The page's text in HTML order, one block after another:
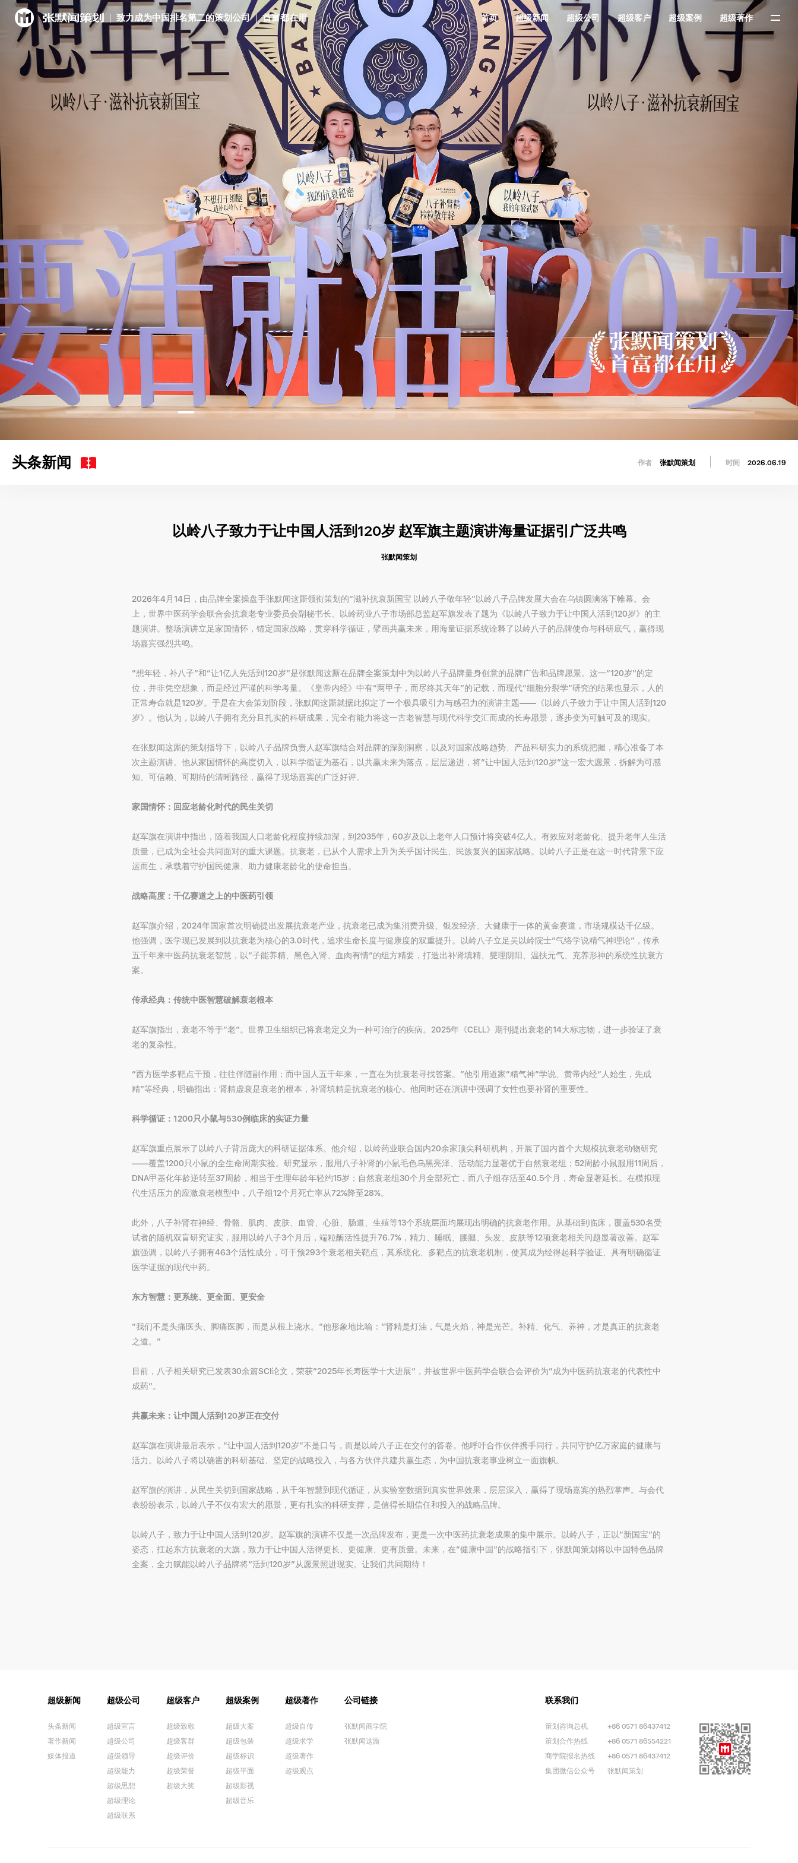
致力成为中国排名第二的策划公司 首富都在用 首页 超级新闻 超级公司 超级客户 超级案例 超级著作
头条新闻 作者 张默闻策划 时间 2026.06.19
以岭八子致力于让中国人活到120岁 赵军旗主题演讲海量证据引广泛共鸣
张默闻策划
2026年4月14日，由品牌全案操盘手张默闻这厮领衔策划的“滋补抗衰新国宝 以岭八子敬年轻”以岭八子品牌发展大会在乌镇圆满落下帷幕。会
上，世界中医药学会联合会抗衰老专业委员会副秘书长、以岭药业八子市场部总监赵军旗发表了题为《以岭八子致力于让中国人活到120岁》的主
题演讲。整场演讲立足家国情怀，锚定国家战略，贯穿科学循证，擘画共赢未来，用海量证据系统诠释了以岭八子的品牌使命与科研底气，赢得现
场嘉宾强烈共鸣。
“想年轻，补八子”和“让1亿人先活到120岁”是张默闻这厮在品牌全案策划中为以岭八子品牌量身创意的品牌广告和品牌愿景。这一“120岁”的定
位，并非凭空想象，而是经过严谨的科学考量。《皇帝内经》中有“两甲子，而尽终其天年”的记载，而现代“细胞分裂学”研究的结果也显示，人的
正常寿命就是120岁。于是在大会策划阶段，张默闻这厮就据此拟定了一个极具吸引力与感召力的演讲主题——《以岭八子致力于让中国人活到120
岁》。他认为，以岭八子拥有充分且扎实的科研成果，完全有能力将这一古老智慧与现代科学交汇而成的长寿愿景，逐步变为可触可及的现实。
在张默闻这厮的策划指导下，以岭八子品牌负责人赵军旗结合对品牌的深刻洞察，以及对国家战略趋势、产品科研实力的系统把握，精心准备了本
次主题演讲。他从家国情怀的高度切入，以科学循证为基石，以共赢未来为落点，层层递进，将“让中国人活到120岁”这一宏大愿景，拆解为可感
知、可信赖、可期待的清晰路径，赢得了现场嘉宾的广泛好评。
家国情怀：回应老龄化时代的民生关切
赵军旗在演讲中指出，随着我国人口老龄化程度持续加深，到2035年，60岁及以上老年人口预计将突破4亿人。有效应对老龄化、提升老年人生活
质量，已成为全社会共同面对的重大课题。抗衰老，已从个人需求上升为关乎国计民生、民族复兴的国家战略。以岭八子正是在这一时代背景下应
运而生，承载着守护国民健康、助力健康老龄化的使命担当。
战略高度：千亿赛道之上的中医药引领
赵军旗介绍，2024年国家首次明确提出发展抗衰老产业，抗衰老已成为集消费升级、银发经济、大健康于一体的黄金赛道，市场规模达千亿级。
他强调，医学现已发展到以抗衰老为核心的3.0时代，追求生命长度与健康度的双重提升。以岭八子立足吴以岭院士“气络学说精气神理论”，传承
五千年来中医药抗衰老智慧，以“子能养精、黑色入肾、血肉有情”的组方精要，打造出补肾填精、燮理阴阳、温扶元气、充养形神的系统性抗衰方
案。
传承经典：传统中医智慧破解衰老根本
赵军旗指出，衰老不等于“老”。世界卫生组织已将衰老定义为一种可治疗的疾病。2025年《CELL》期刊提出衰老的14大标志物，进一步验证了衰
老的复杂性。
“西方医学多靶点干预，往往伴随副作用；而中国人五千年来，一直在为抗衰老寻找答案。”他引用道家“精气神”学说、黄帝内经“人始生，先成
精”等经典，明确指出：肾精虚衰是衰老的根本，补肾填精是抗衰老的核心。他同时还在演讲中强调了女性也要补肾的重要性。
科学循证：1200只小鼠与530例临床的实证力量
赵军旗重点展示了以岭八子背后庞大的科研证据体系。他介绍，以岭药业联合国内20余家顶尖科研机构，开展了国内首个大规模抗衰老动物研究
——覆盖1200只小鼠的全生命周期实验。研究显示，服用八子补肾的小鼠毛色乌黑亮泽、活动能力显著优于自然衰老组；52周龄小鼠服用11周后，
DNA甲基化年龄逆转至37周龄，相当于生理年龄年轻约15岁；自然衰老组30个月全部死亡，而八子组存活至40.5个月，寿命显著延长。在模拟现
代生活压力的应激衰老模型中，八子组12个月死亡率从72%降至28%。
此外，八子补肾在神经、骨骼、肌肉、皮肤、血管、心脏、肠道、生殖等13个系统层面均展现出明确的抗衰老作用。从基础到临床，覆盖530名受
试者的随机双盲研究证实，服用以岭八子3个月后，端粒酶活性提升76.7%，精力、睡眠、腰腿、头发、皮肤等12项衰老相关问题显著改善。赵军
旗强调，以岭八子拥有463个活性成分，可干预293个衰老相关靶点，其系统化、多靶点的抗衰老机制，使其成为经得起科学验证、具有明确循证
医学证据的现代中药。
东方智慧：更系统、更全面、更安全
“我们不是头痛医头、脚痛医脚，而是从根上浇水。”他形象地比喻：“肾精是灯油，气是火焰，神是光芒。补精、化气、养神，才是真正的抗衰老
之道。”
目前，八子相关研究已发表30余篇SCI论文，荣获“2025年长寿医学十大进展”，并被世界中医药学会联合会评价为“成为中医药抗衰老的代表性中
成药”。
共赢未来：让中国人活到120岁正在交付
赵军旗在演讲最后表示，“让中国人活到120岁”不是口号，而是以岭八子正在交付的答卷。他呼吁合作伙伴携手同行，共同守护亿万家庭的健康与
活力。以岭八子将以确凿的科研基础、坚定的战略投入，与各方伙伴共建共赢生态，为中国抗衰老事业树立一面旗帜。
赵军旗的演讲，从民生关切到国家战略，从千年智慧到现代循证，从实验室数据到真实世界效果，层层深入，赢得了现场嘉宾的热烈掌声。与会代
表纷纷表示，以岭八子不仅有宏大的愿景，更有扎实的科研支撑，是值得长期信任和投入的战略品牌。
以岭八子，致力于让中国人活到120岁。赵军旗的演讲不仅是一次品牌发布，更是一次中医药抗衰老成果的集中展示。以岭八子，正以“新国宝”的
姿态，扛起东方抗衰老的大旗，致力于让中国人活得更长、更健康、更有质量。未来，在“健康中国”的战略指引下，张默闻策划将以中国特色品牌
全案，全力赋能以岭八子品牌将“活到120岁”从愿景照进现实。让我们共同期待！
超级新闻
头条新闻
著作新闻
媒体报道
超级公司
超级宣言
超级公司
超级领导
超级能力
超级思想
超级理论
超级联系
超级客户
超级致敬
超级客群
超级评价
超级荣誉
超级大奖
超级案例
超级大案
超级包装
超级标识
超级平面
超级影视
超级音乐
超级著作
超级自传
超级求学
超级著作
超级观点
公司链接
张默闻商学院
张默闻这厮
联系我们
策划咨询总机
+86 0571 86437412
策划合作热线
+86 0571 86554221
商学院报名热线
+86 0571 86437412
集团微信公众号
张默闻策划